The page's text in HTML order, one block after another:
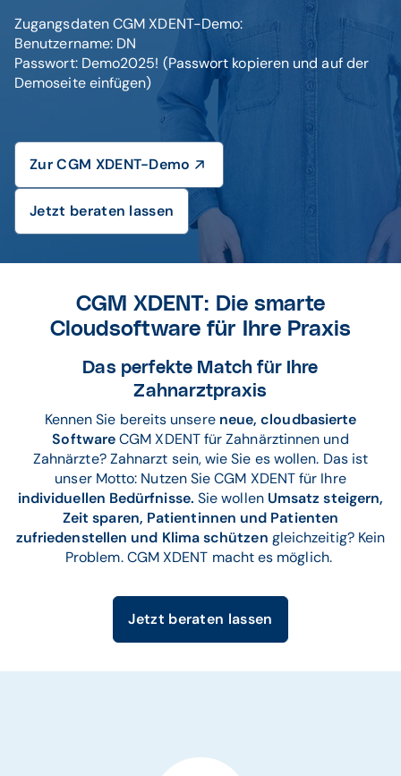
Zugangsdaten CGM XDENT-Demo:
Benutzername: DN
Passwort: Demo2025! (Passwort kopieren und auf der
Demoseite einfügen)
Zur CGM XDENT-Demo
Jetzt beraten lassen
CGM XDENT: Die smarte
Cloudsoftware für Ihre Praxis
Das perfekte Match für Ihre
Zahnarztpraxis
Kennen Sie bereits unsereneue, cloudbasierte
SoftwareCGM XDENT für Zahnärztinnen und
Zahnärzte? Zahnarzt sein, wie Sie es wollen. Das ist
unser Motto: Nutzen Sie CGM XDENT für Ihre
individuellen Bedürfnisse. Sie wollenUmsatz steigern,
Zeit sparen, Patientinnen und Patienten
zufriedenstellen und Klima schützen gleichzeitig? Kein
Problem. CGM XDENT macht es möglich.
Jetzt beraten lassen